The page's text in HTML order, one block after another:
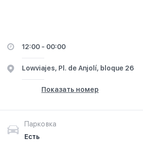
12:00 - 00:00
Lowviajes, Pl. de Anjolí, bloque 26
Показать номер
Парковка
Есть